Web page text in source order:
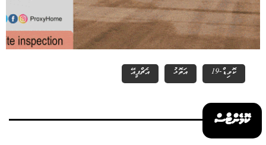
ކޮވިޑް-19 އަތޮޅު އެޗްޕީއޭ
ކޮމެންޓްސް